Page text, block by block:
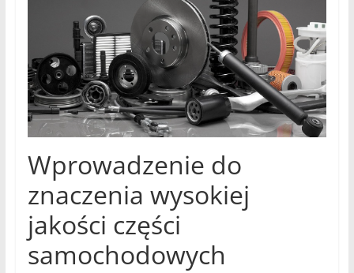
Wprowadzenie do
znaczenia wysokiej
jakości części
samochodowych